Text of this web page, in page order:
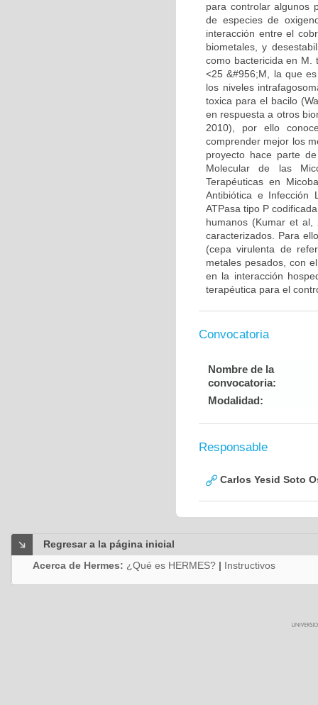
para controlar algunos
de especies de
interacción entre el
biometales, y
como bactericida en M.
<25 &#956;M, la que
los niveles
toxica para el bacilo
en respuesta a otros
2010), por ello
comprender mejor los
proyecto hace parte
Molecular de las
Terapéuticas en
Antibiótica e Infección
ATPasa tipo P
humanos (Kumar et
caracterizados. Para
(cepa virulenta de
metales pesados, con
en la interacción
terapéutica para el
Convocatoria
Nombre de la
convocatoria:
Modalidad:
Responsable
Carlos Yesid Soto
Regresar a la página inicial
Acerca de Hermes: ¿Qué es HERMES? | Instructivos